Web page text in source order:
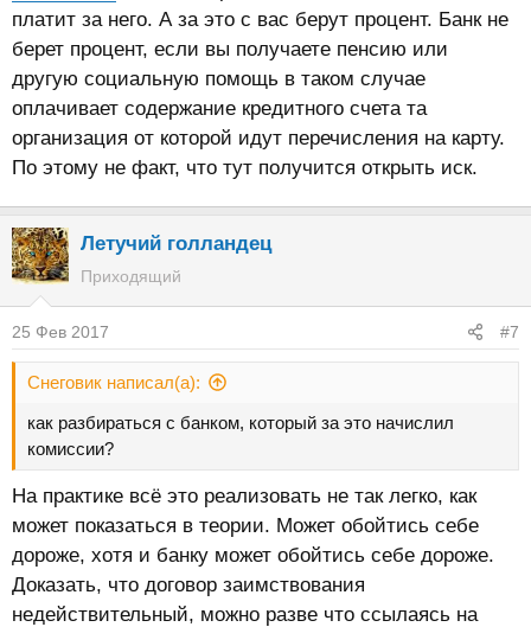
платит за него. А за это с вас берут процент. Банк не
берет процент, если вы получаете пенсию или
другую социальную помощь в таком случае
оплачивает содержание кредитного счета та
организация от которой идут перечисления на карту.
По этому не факт, что тут получится открыть иск.
Летучий голландец
Приходящий
25 Фев 2017 #7
Снеговик написал(а):
как разбираться с банком, который за это начислил
комиссии?
На практике всё это реализовать не так легко, как
может показаться в теории. Может обойтись себе
дороже, хотя и банку может обойтись себе дороже.
Доказать, что договор заимствования
недействительный, можно разве что ссылаясь на